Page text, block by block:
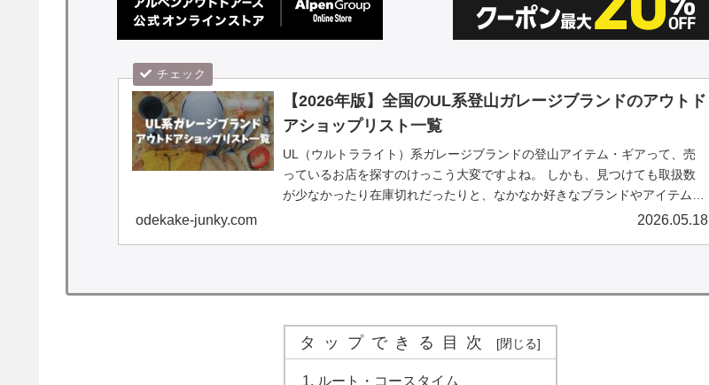
【2026年版】全国のUL系登山ガレージブランドのアウトド
アショップリスト一覧
UL（ウルトラライト）系ガレージブランドの登山アイテム・ギアって、売
っているお店を探すのけっこう大変ですよね。 しかも、見つけても取扱数
が少なかったり在庫切れだったりと、なかなか好きなブランドやアイテムに
odekake-junky.com 2026.05.18
タップできる目次
ルート・コースタイム